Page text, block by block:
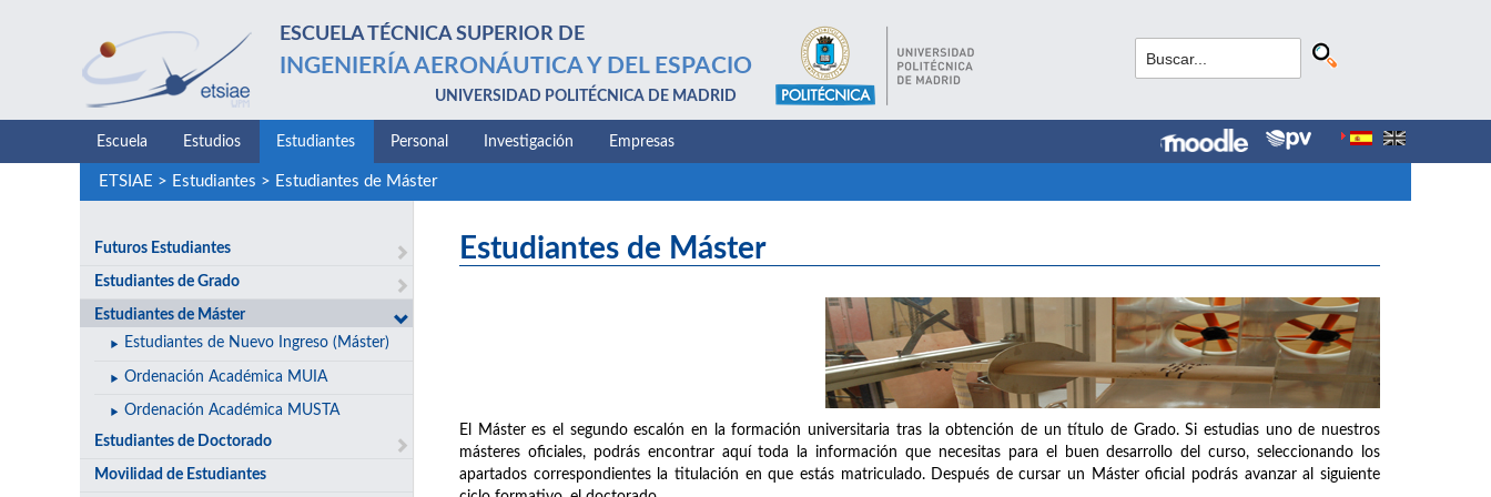
ESCUELA TÉCNICA SUPERIOR DE
INGENIERÍA AERONÁUTICA Y DEL ESPACIO
UNIVERSIDAD POLITÉCNICA DE MADRID
Escuela Estudios Estudiantes Personal Investigación Empresas
ETSIAE > Estudiantes > Estudiantes de Máster
Futuros Estudiantes
Estudiantes de Grado
Estudiantes de Máster
Estudiantes de Nuevo Ingreso (Máster)
Ordenación Académica MUIA
Ordenación Académica MUSTA
Estudiantes de Doctorado
Movilidad de Estudiantes
Estudiantes de Máster
El Máster es el segundo escalón en la formación universitaria tras la obtención de un título de Grado. Si estudias uno de nuestros
másteres oficiales, podrás encontrar aquí toda la información que necesitas para el buen desarrollo del curso, seleccionando los
apartados correspondientes la titulación en que estás matriculado. Después de cursar un Máster oficial podrás avanzar al siguiente